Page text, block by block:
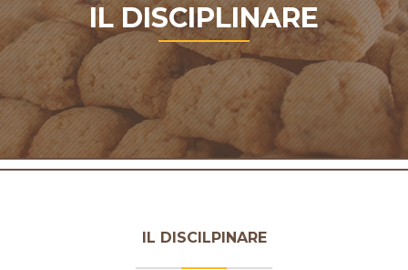
IL DISCIPLINARE
IL DISCILPINARE